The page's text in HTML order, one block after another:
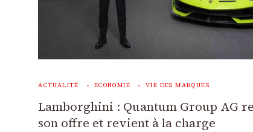
ACTUALITÉ ECONOMIE VIE DES MARQUES
Lamborghini : Quantum Group AG
son offre et revient à la charge